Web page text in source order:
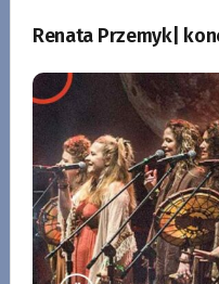
Renata Przemyk|